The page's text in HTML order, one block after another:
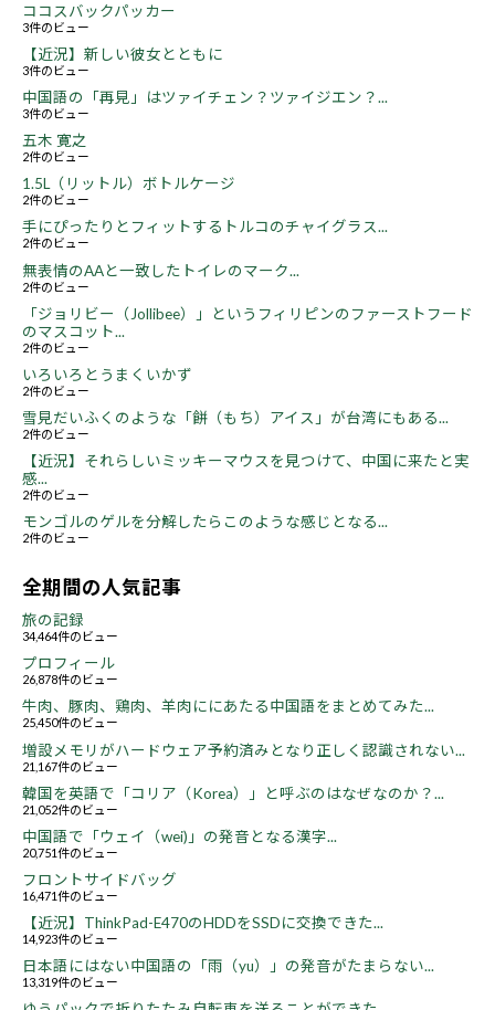
ココスバックパッカー
3件のビュー
【近況】新しい彼女とともに
3件のビュー
中国語の「再見」はツァイチェン？ツァイジエン？...
3件のビュー
五木 寛之
2件のビュー
1.5L（リットル）ボトルケージ
2件のビュー
手にぴったりとフィットするトルコのチャイグラス...
2件のビュー
無表情のAAと一致したトイレのマーク...
2件のビュー
「ジョリビー（Jollibee）」というフィリピンのファーストフード
のマスコット...
2件のビュー
いろいろとうまくいかず
2件のビュー
雪見だいふくのような「餅（もち）アイス」が台湾にもある...
2件のビュー
【近況】それらしいミッキーマウスを見つけて、中国に来たと実
感...
2件のビュー
モンゴルのゲルを分解したらこのような感じとなる...
2件のビュー
全期間の人気記事
旅の記録
34,464件のビュー
プロフィール
26,878件のビュー
牛肉、豚肉、鶏肉、羊肉ににあたる中国語をまとめてみた...
25,450件のビュー
増設メモリがハードウェア予約済みとなり正しく認識されない...
21,167件のビュー
韓国を英語で「コリア（Korea）」と呼ぶのはなぜなのか？...
21,052件のビュー
中国語で「ウェイ（wei)」の発音となる漢字...
20,751件のビュー
フロントサイドバッグ
16,471件のビュー
【近況】ThinkPad-E470のHDDをSSDに交換できた...
14,923件のビュー
日本語にはない中国語の「雨（yu）」の発音がたまらない...
13,319件のビュー